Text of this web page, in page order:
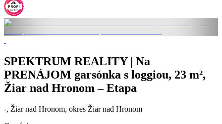
SPEKTRUM REALITY | Na
PRENÁJOM garsónka s loggiou, 23 m²,
Žiar nad Hronom – Etapa
-, Žiar nad Hronom, okres Žiar nad Hronom